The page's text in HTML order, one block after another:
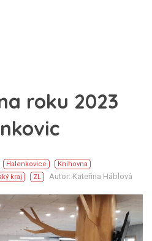
roku 2023
Halenkovice
Knihovna
kraj ZL Autor: Kateřina Háblová